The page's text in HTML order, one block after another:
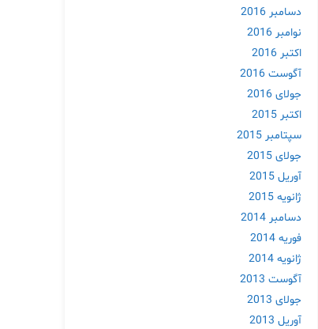
دسامبر 2016
نوامبر 2016
اکتبر 2016
آگوست 2016
جولای 2016
اکتبر 2015
سپتامبر 2015
جولای 2015
آوریل 2015
ژانویه 2015
دسامبر 2014
فوریه 2014
ژانویه 2014
آگوست 2013
جولای 2013
آوریل 2013